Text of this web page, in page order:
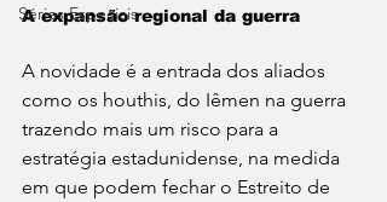
Séries Especiais
A expansão regional da guerra
A novidade é a entrada dos aliados
como os houthis, do Iêmen na guerra
trazendo mais um risco para a
estratégia estadunidense, na medida
em que podem fechar o Estreito de